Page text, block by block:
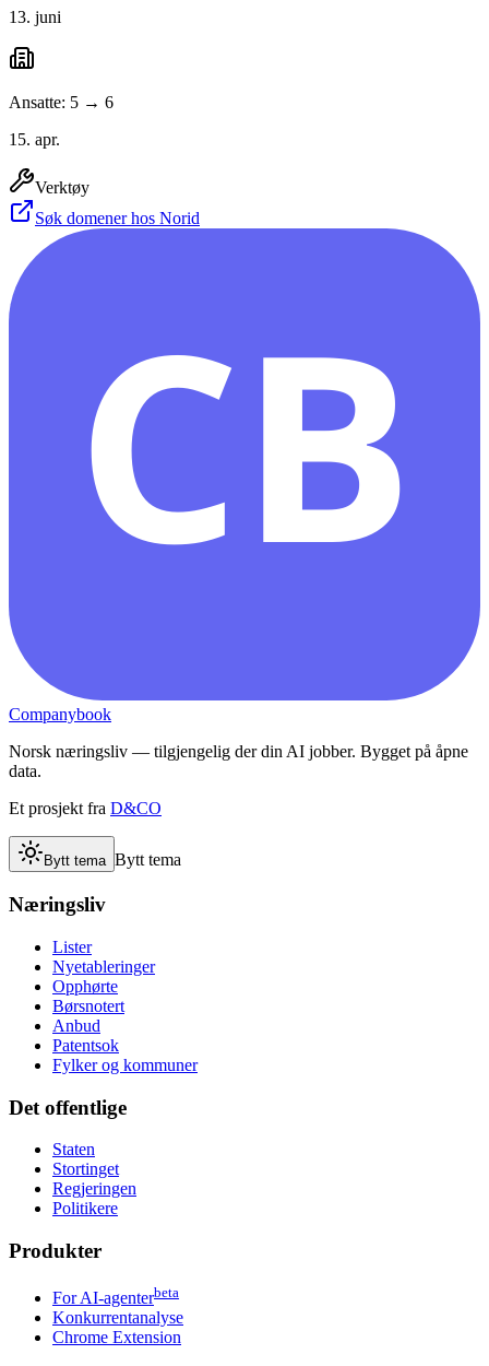
13. juni
Ansatte: 5 → 6
15. apr.
Verktøy
Søk domener hos Norid
CB
Companybook
Norsk næringsliv — tilgjengelig der din AI jobber. Bygget på åpne
data.
Et prosjekt fra D&CO
Bytt tema Bytt tema
Næringsliv
Lister
Nyetableringer
Opphørte
Børsnotert
Anbud
Patentsok
Fylker og kommuner
Det offentlige
Staten
Stortinget
Regjeringen
Politikere
Produkter
For AI-agenterbeta
Konkurrentanalyse
Chrome Extension